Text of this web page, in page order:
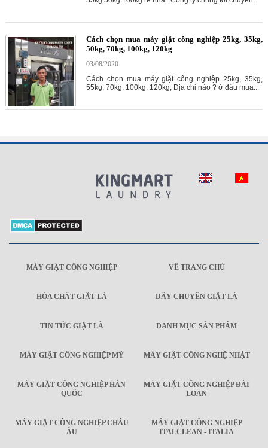
Cách chọn mua máy giặt công nghiệp 25kg, 35kg,
50kg, 70kg, 100kg, 120kg
03/08/2020
Cách chọn mua máy giặt công nghiệp 25kg, 35kg,
55kg, 70kg, 100kg, 120kg, Địa chỉ nào ? ở đâu mua...
MÁY GIẶT CÔNG NGHIỆP VỀ TRANG CHỦ
HÓA CHẤT GIẶT LÀ DÂY CHUYỀN GIẶT LÀ
TIN TỨC GIẶT LÀ DANH MỤC SẢN PHẨM
MÁY GIẶT CÔNG NGHIỆP MỸ MÁY GIẶT CÔNG NGHỆ NHẬT
MÁY GIẶT CÔNG NGHIỆP HÀN
QUỐC
MÁY GIẶT CÔNG NGHIỆP ĐÀI
LOAN
MÁY GIẶT CÔNG NGHIỆP CHÂU
ÂU
MÁY GIẶT CÔNG NGHIỆP
ITALCLEAN - ITALIA